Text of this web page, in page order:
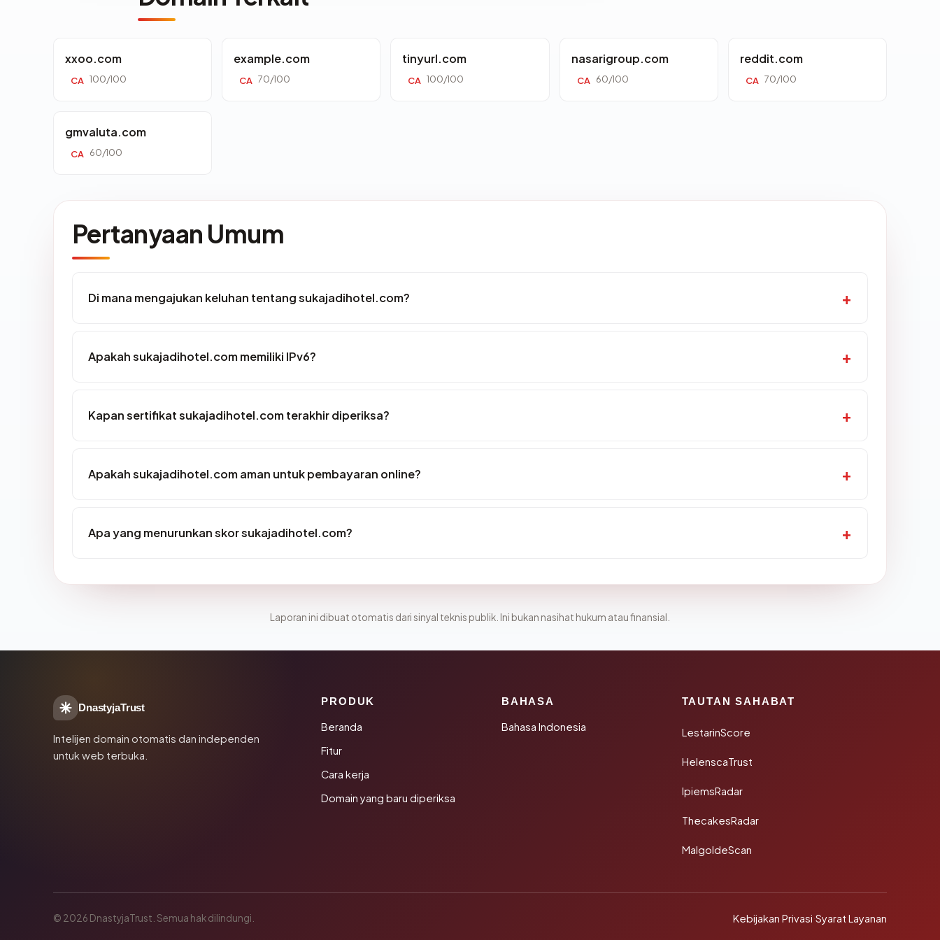
xxoo.com
CA 100/100
example.com
CA 70/100
tinyurl.com
CA 100/100
nasarigroup.com
CA 60/100
reddit.com
CA 70/100
gmvaluta.com
CA 60/100
Pertanyaan Umum
Di mana mengajukan keluhan tentang sukajadihotel.com?
Apakah sukajadihotel.com memiliki IPv6?
Kapan sertifikat sukajadihotel.com terakhir diperiksa?
Apakah sukajadihotel.com aman untuk pembayaran online?
Apa yang menurunkan skor sukajadihotel.com?
Laporan ini dibuat otomatis dari sinyal teknis publik. Ini bukan nasihat hukum atau finansial.
DnastyjaTrust
Intelijen domain otomatis dan independen
untuk web terbuka.
PRODUK
Beranda
Fitur
Cara kerja
Domain yang baru diperiksa
BAHASA
Bahasa Indonesia
TAUTAN SAHABAT
LestarinScore
HelenscaTrust
IpiemsRadar
ThecakesRadar
MalgoldeScan
© 2026 DnastyjaTrust. Semua hak dilindungi. Kebijakan Privasi·Syarat Layanan